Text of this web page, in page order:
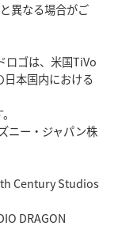
の基礎築く
ノーマルへ」が最終
異なる場合がご
ロゴは、米国TiVo
本国内における
ニー・ジャパン株
Century Studios
DRAGON